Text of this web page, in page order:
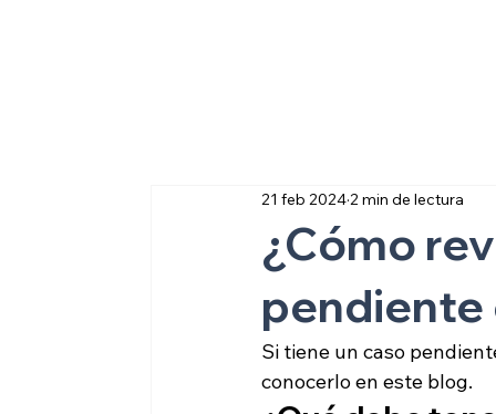
¿Cómo
pendiente
21 feb 20242 min de lectura
Si tiene un caso
conocerlo en este blog.